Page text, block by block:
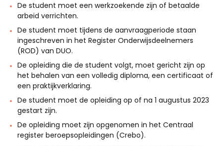
De student moet een werkzoekende zijn of betaalde
arbeid verrichten.
De student moet tijdens de aanvraagperiode staan
ingeschreven in het Register Onderwijsdeelnemers
(ROD) van DUO.
De opleiding die de student volgt, moet gericht zijn op
het behalen van een volledig diploma, een certificaat of
een praktijkverklaring.
De student moet de opleiding op of na 1 augustus 2023
gestart zijn.
De opleiding moet zijn opgenomen in het Centraal
register beroepsopleidingen (Crebo).